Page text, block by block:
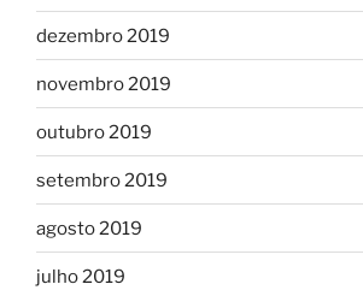
dezembro 2019
novembro 2019
outubro 2019
setembro 2019
agosto 2019
julho 2019